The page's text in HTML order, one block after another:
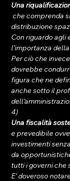
Una
che comprenda sia le location (in termini di dimensioni e
distribuzione
Con riguardo agli
l’importanza
Per ciò che
dovrebbe
figura che ne
anche sotto il
4)
Una fiscalità
e prevedibile
investimenti
da
tutti i governi che
E’ doveroso